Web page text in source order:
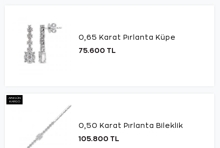
0,65 Karat Pırlanta Küpe
75.600 TL
AYNI GÜN
KARGO
0,50 Karat Pırlanta Bileklik
105.800 TL